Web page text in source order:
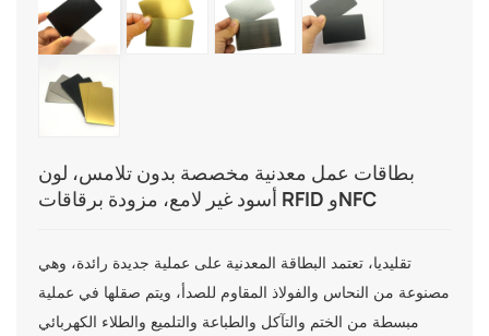
بطاقات عمل معدنية مخصصة بدون تلامس، لون
أسود غير لامع، مزودة برقاقات RFID وNFC
تقليديا، تعتمد البطاقة المعدنية على عملية جديدة رائدة، وهي
مصنوعة من النحاس والفولاذ المقاوم للصدأ، ويتم صقلها في عملية
مبسطة من الختم والتآكل والطباعة والتلميع والطلاء الكهربائي